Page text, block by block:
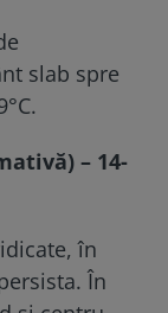
slab spre
– 14-
în
În